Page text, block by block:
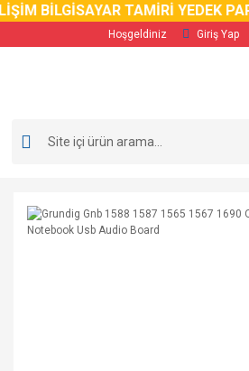
BİLGİSAYAR TAMİRİ YEDEK
Hoşgeldiniz Giriş Yap